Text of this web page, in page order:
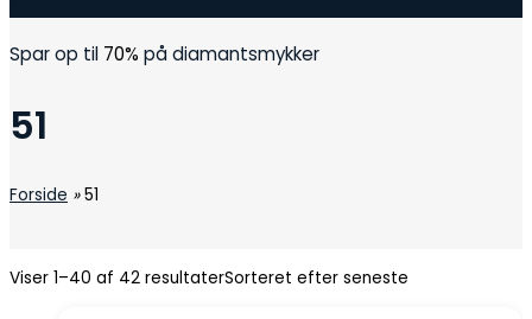
Spar op til 70% på diamantsmykker
51
Forside » 51
Viser 1–40 af 42 resultaterSorteret efter seneste